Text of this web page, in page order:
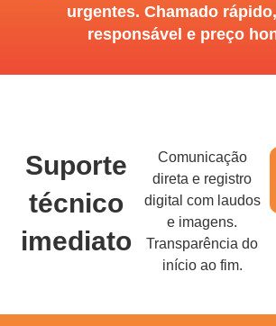
urgentes. Chamado
responsável e preço
Suporte
técnico
imediato
Comunicação
direta e registro
digital com laudos
e imagens.
Transparência do
início ao fim.